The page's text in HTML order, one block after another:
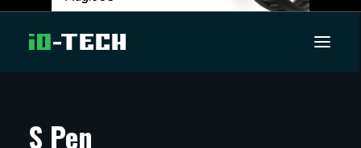
S Pen